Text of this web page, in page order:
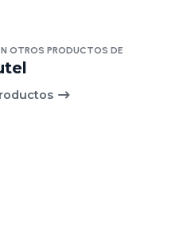
OTROS PRODUCTOS DE